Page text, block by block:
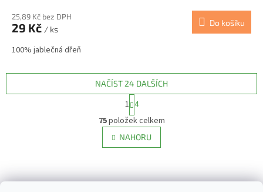
25,89 Kč bez DPH
29 Kč / ks
Do košíku
100% jablečná dřeň
O
v
l
á
c
NAČÍST 24 DALŠÍCH
S
t
r
á
n
k
á
1 4
75položek celkem
NAHORU
á